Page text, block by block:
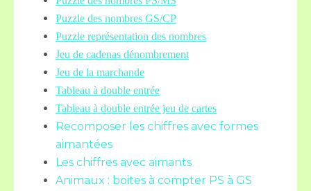
Puzzle des nombres GS/CP
Puzzle représentation des nombres
Jeu de cadenas dénombrement
Jeu de la marchande
Tableau à double entrée
Tableau à double entrée jeu de cartes
Recomposer les chiffres avec formes
aimantées
Les chiffres avec aimants
Animaux : boites à compter PS à GS